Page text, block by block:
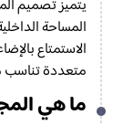
يتميز تصميم
المساحة
الاستمتاع
متعددة تناسب
ما هي